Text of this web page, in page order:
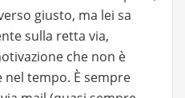
giusto, ma lei sa
sulla retta via,
che non è
tempo. È sempre